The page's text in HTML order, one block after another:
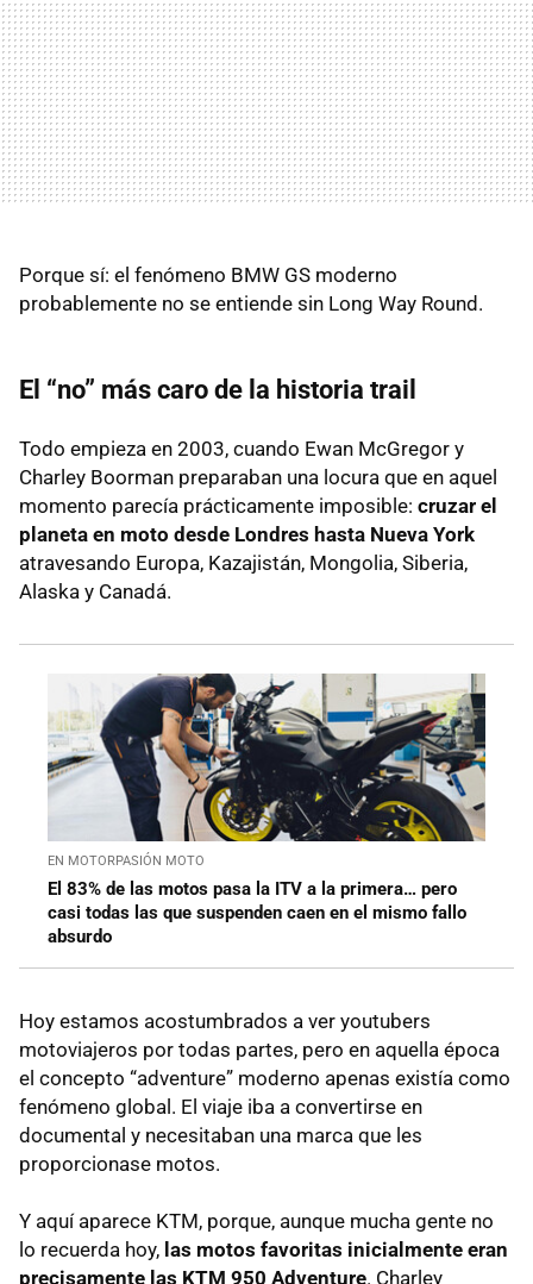
Porque sí: el fenómeno BMW GS moderno
probablemente no se entiende sin Long Way Round.
El “no” más caro de la historia trail
Todo empieza en 2003, cuando Ewan McGregor y
Charley Boorman preparaban una locura que en aquel
momento parecía prácticamente imposible: cruzar el
planeta en moto desde Londres hasta Nueva York
atravesando Europa, Kazajistán, Mongolia, Siberia,
Alaska y Canadá.
EN MOTORPASIÓN MOTO
El 83% de las motos pasa la ITV a la primera… pero
casi todas las que suspenden caen en el mismo fallo
absurdo
Hoy estamos acostumbrados a ver youtubers
motoviajeros por todas partes, pero en aquella época
el concepto “adventure” moderno apenas existía como
fenómeno global. El viaje iba a convertirse en
documental y necesitaban una marca que les
proporcionase motos.
Y aquí aparece KTM, porque, aunque mucha gente no
lo recuerda hoy, las motos favoritas inicialmente eran
precisamente las KTM 950 Adventure. Charley